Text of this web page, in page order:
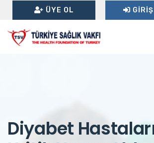
ÜYE OL
Diyabet